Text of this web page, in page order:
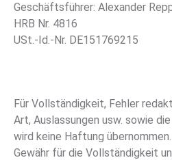
Geschäftsführer: Alexander
HRB Nr. 4816
USt.-Id.-Nr. DE151769215
Für Vollständigkeit, Fehler
Art, Auslassungen usw. sowie
wird keine Haftung
Gewähr für die Vollständigkeit